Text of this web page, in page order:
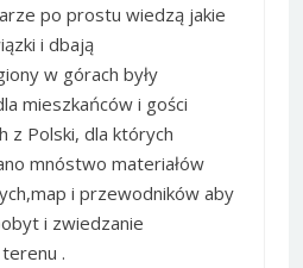
po prostu wiedzą jakie
i dbają
w górach były
mieszkańców i gości
z Polski, dla których
mnóstwo materiałów
i przewodników aby
i zwiedzanie
.